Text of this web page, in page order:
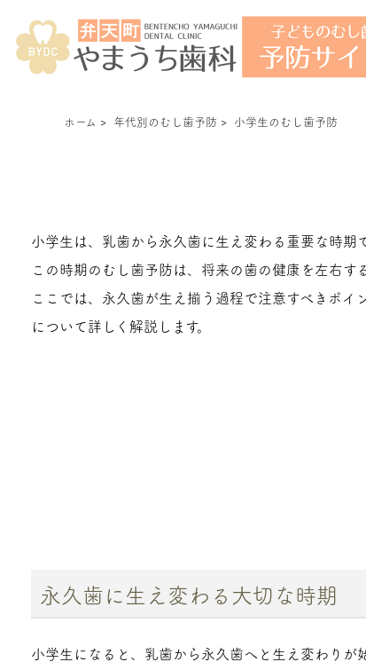
ホーム > 年代別のむし歯予防 > 小学生のむし歯予防
小学生は、乳歯から永久歯に生え変わる重要な時期で
この時期のむし歯予防は、将来の歯の健康を左右す
ここでは、永久歯が生え揃う過程で注意すべきポイ
について詳しく解説します。
永久歯に生え変わる大切な時期
小学生になると、乳歯から永久歯へと生え変わりが